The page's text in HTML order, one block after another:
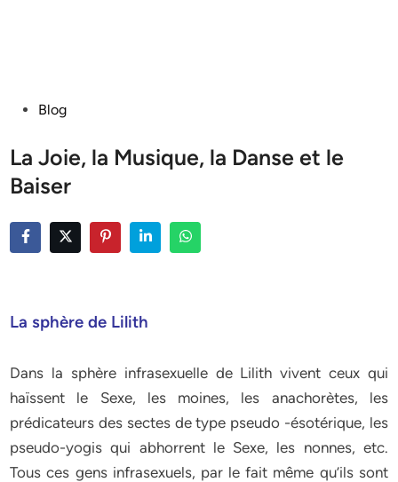
PostedBlog
La Joie, la Musique, la Danse et le
Baiser
La sphère de Lilith
Dans la sphère infrasexuelle de Lilith vivent ceux qui
haïssent le Sexe, les moines, les anachorètes, les
prédicateurs des sectes de type pseudo -ésotérique, les
pseudo-yogis qui abhorrent le Sexe, les nonnes, etc.
Tous ces gens infrasexuels, par le fait même qu’ils sont